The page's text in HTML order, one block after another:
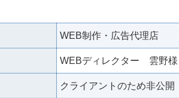
WEB制作・広告代理店
WEBディレクター 雲野様
クライアントのため非公開